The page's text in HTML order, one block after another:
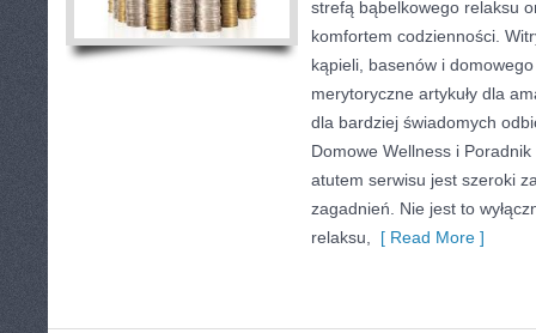
strefą bąbelkowego relaksu
komfortem codzienności.
kąpieli, basenów i
merytoryczne artykuły dla
dla bardziej świadomych
Domowe Wellness i
atutem serwisu jest szeroki
zagadnień. Nie jest to
relaksu,
[ Read More ]